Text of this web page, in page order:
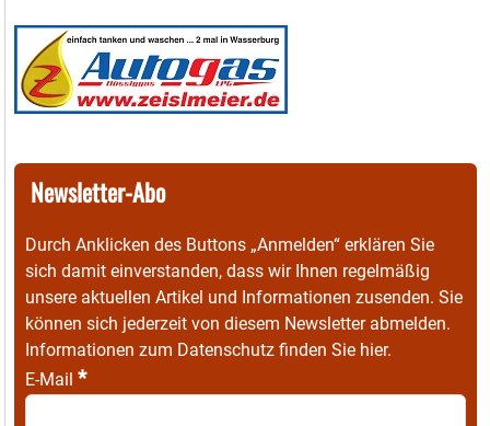
Newsletter-Abo
Durch Anklicken des Buttons „Anmelden“ erklären Sie
sich damit einverstanden, dass wir Ihnen regelmäßig
unsere aktuellen Artikel und Informationen zusenden. Sie
können sich jederzeit von diesem Newsletter abmelden.
Informationen zum Datenschutz finden Sie hier.
E-Mail *